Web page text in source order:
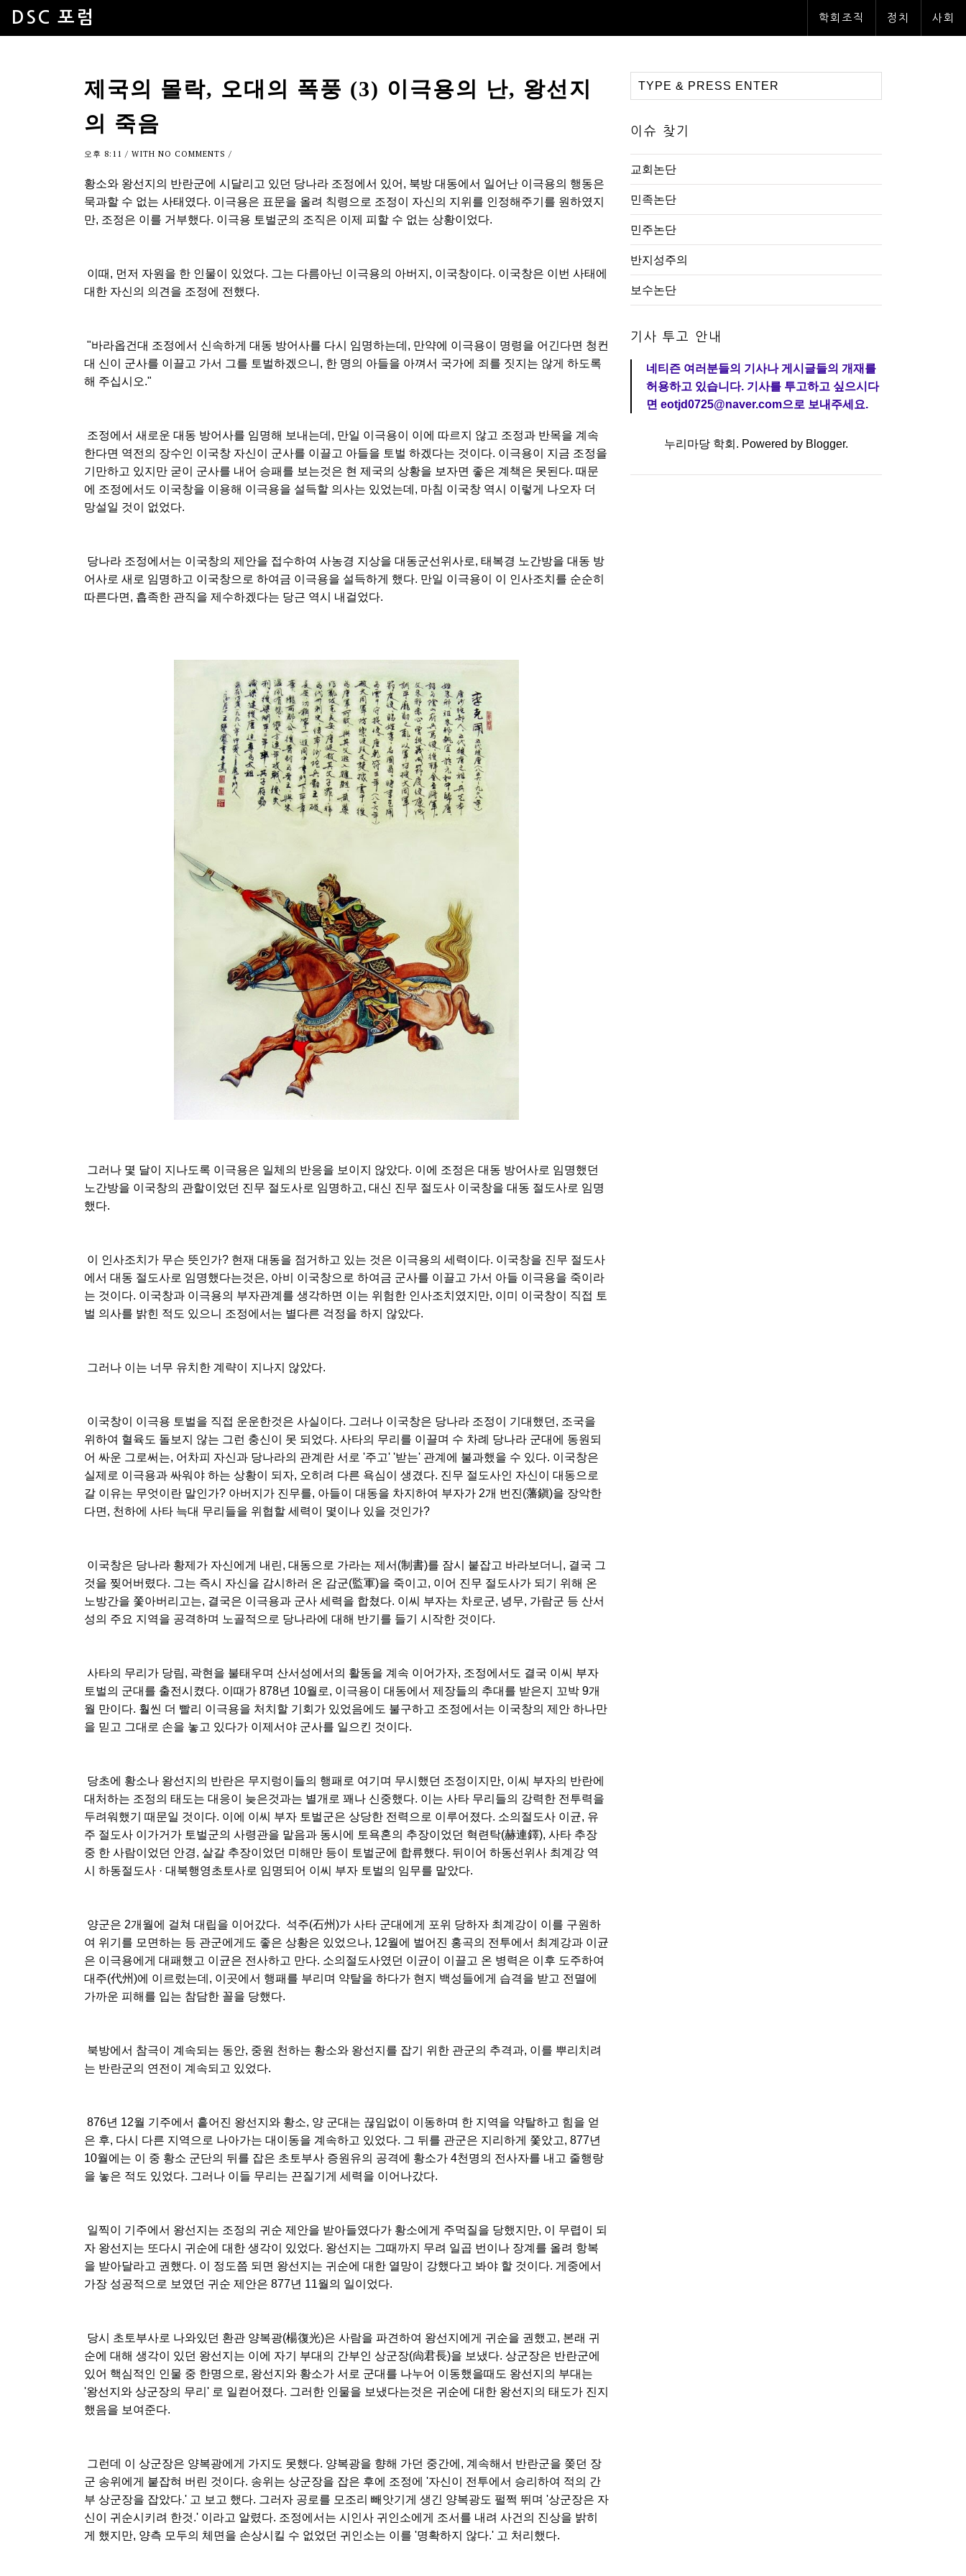
DSC 포럼 학회조직 정치 사회
제국의 몰락, 오대의 폭풍 (3) 이극용의 난, 왕선지
의 죽음
오후 8:11 / WITH NO COMMENTS /
황소와 왕선지의 반란군에 시달리고 있던 당나라 조정에서 있어, 북방 대동에서 일어난 이극용의 행동은
묵과할 수 없는 사태였다. 이극용은 표문을 올려 칙령으로 조정이 자신의 지위를 인정해주기를 원하였지
만, 조정은 이를 거부했다. 이극용 토벌군의 조직은 이제 피할 수 없는 상황이었다.
이때, 먼저 자원을 한 인물이 있었다. 그는 다름아닌 이극용의 아버지, 이국창이다. 이국창은 이번 사태에
대한 자신의 의견을 조정에 전했다.
"바라옵건대 조정에서 신속하게 대동 방어사를 다시 임명하는데, 만약에 이극용이 명령을 어긴다면 청컨
대 신이 군사를 이끌고 가서 그를 토벌하겠으니, 한 명의 아들을 아껴서 국가에 죄를 짓지는 않게 하도록
해 주십시오."
조정에서 새로운 대동 방어사를 임명해 보내는데, 만일 이극용이 이에 따르지 않고 조정과 반목을 계속
한다면 역전의 장수인 이국창 자신이 군사를 이끌고 아들을 토벌 하겠다는 것이다. 이극용이 지금 조정을
기만하고 있지만 굳이 군사를 내어 승패를 보는것은 현 제국의 상황을 보자면 좋은 계책은 못된다. 때문
에 조정에서도 이국창을 이용해 이극용을 설득할 의사는 있었는데, 마침 이국창 역시 이렇게 나오자 더
망설일 것이 없었다.
당나라 조정에서는 이국창의 제안을 접수하여 사농경 지상을 대동군선위사로, 태복경 노간방을 대동 방
어사로 새로 임명하고 이국창으로 하여금 이극용을 설득하게 했다. 만일 이극용이 이 인사조치를 순순히
따른다면, 흡족한 관직을 제수하겠다는 당근 역시 내걸었다.
그러나 몇 달이 지나도록 이극용은 일체의 반응을 보이지 않았다. 이에 조정은 대동 방어사로 임명했던
노간방을 이국창의 관할이었던 진무 절도사로 임명하고, 대신 진무 절도사 이국창을 대동 절도사로 임명
했다.
이 인사조치가 무슨 뜻인가? 현재 대동을 점거하고 있는 것은 이극용의 세력이다. 이국창을 진무 절도사
에서 대동 절도사로 임명했다는것은, 아비 이국창으로 하여금 군사를 이끌고 가서 아들 이극용을 죽이라
는 것이다. 이국창과 이극용의 부자관계를 생각하면 이는 위험한 인사조치였지만, 이미 이국창이 직접 토
벌 의사를 밝힌 적도 있으니 조정에서는 별다른 걱정을 하지 않았다.
그러나 이는 너무 유치한 계략이 지나지 않았다.
이국창이 이극용 토벌을 직접 운운한것은 사실이다. 그러나 이국창은 당나라 조정이 기대했던, 조국을
위하여 혈육도 돌보지 않는 그런 충신이 못 되었다. 사타의 무리를 이끌며 수 차례 당나라 군대에 동원되
어 싸운 그로써는, 어차피 자신과 당나라의 관계란 서로 '주고' '받는' 관계에 불과했을 수 있다. 이국창은
실제로 이극용과 싸워야 하는 상황이 되자, 오히려 다른 욕심이 생겼다. 진무 절도사인 자신이 대동으로
갈 이유는 무엇이란 말인가? 아버지가 진무를, 아들이 대동을 차지하여 부자가 2개 번진(藩鎭)을 장악한
다면, 천하에 사타 늑대 무리들을 위협할 세력이 몇이나 있을 것인가?
이국창은 당나라 황제가 자신에게 내린, 대동으로 가라는 제서(制書)를 잠시 붙잡고 바라보더니, 결국 그
것을 찢어버렸다. 그는 즉시 자신을 감시하러 온 감군(監軍)을 죽이고, 이어 진무 절도사가 되기 위해 온
노방간을 쫓아버리고는, 결국은 이극용과 군사 세력을 합쳤다. 이씨 부자는 차로군, 녕무, 가람군 등 산서
성의 주요 지역을 공격하며 노골적으로 당나라에 대해 반기를 들기 시작한 것이다.
사타의 무리가 당림, 곽현을 불태우며 산서성에서의 활동을 계속 이어가자, 조정에서도 결국 이씨 부자
토벌의 군대를 출전시켰다. 이때가 878년 10월로, 이극용이 대동에서 제장들의 추대를 받은지 꼬박 9개
월 만이다. 훨씬 더 빨리 이극용을 처치할 기회가 있었음에도 불구하고 조정에서는 이국창의 제안 하나만
을 믿고 그대로 손을 놓고 있다가 이제서야 군사를 일으킨 것이다.
당초에 황소나 왕선지의 반란은 무지렁이들의 행패로 여기며 무시했던 조정이지만, 이씨 부자의 반란에
대처하는 조정의 태도는 대응이 늦은것과는 별개로 꽤나 신중했다. 이는 사타 무리들의 강력한 전투력을
두려워했기 때문일 것이다. 이에 이씨 부자 토벌군은 상당한 전력으로 이루어졌다. 소의절도사 이균, 유
주 절도사 이가거가 토벌군의 사령관을 맡음과 동시에 토욕혼의 추장이었던 혁련탁(赫連鐸), 사타 추장
중 한 사람이었던 안경, 살갈 추장이었던 미해만 등이 토벌군에 합류했다. 뒤이어 하동선위사 최계강 역
시 하동절도사 · 대북행영초토사로 임명되어 이씨 부자 토벌의 임무를 맡았다.
양군은 2개월에 걸쳐 대립을 이어갔다. 석주(石州)가 사타 군대에게 포위 당하자 최계강이 이를 구원하
여 위기를 모면하는 등 관군에게도 좋은 상황은 있었으나, 12월에 벌어진 홍곡의 전투에서 최계강과 이균
은 이극용에게 대패했고 이균은 전사하고 만다. 소의절도사였던 이균이 이끌고 온 병력은 이후 도주하여
대주(代州)에 이르렀는데, 이곳에서 행패를 부리며 약탈을 하다가 현지 백성들에게 습격을 받고 전멸에
가까운 피해를 입는 참담한 꼴을 당했다.
북방에서 참극이 계속되는 동안, 중원 천하는 황소와 왕선지를 잡기 위한 관군의 추격과, 이를 뿌리치려
는 반란군의 연전이 계속되고 있었다.
876년 12월 기주에서 흩어진 왕선지와 황소, 양 군대는 끊임없이 이동하며 한 지역을 약탈하고 힘을 얻
은 후, 다시 다른 지역으로 나아가는 대이동을 계속하고 있었다. 그 뒤를 관군은 지리하게 쫓았고, 877년
10월에는 이 중 황소 군단의 뒤를 잡은 초토부사 증원유의 공격에 황소가 4천명의 전사자를 내고 줄행랑
을 놓은 적도 있었다. 그러나 이들 무리는 끈질기게 세력을 이어나갔다.
일찍이 기주에서 왕선지는 조정의 귀순 제안을 받아들였다가 황소에게 주먹질을 당했지만, 이 무렵이 되
자 왕선지는 또다시 귀순에 대한 생각이 있었다. 왕선지는 그때까지 무려 일곱 번이나 장계를 올려 항복
을 받아달라고 권했다. 이 정도쯤 되면 왕선지는 귀순에 대한 열망이 강했다고 봐야 할 것이다. 게중에서
가장 성공적으로 보였던 귀순 제안은 877년 11월의 일이었다.
당시 초토부사로 나와있던 환관 양복광(楊復光)은 사람을 파견하여 왕선지에게 귀순을 권했고, 본래 귀
순에 대해 생각이 있던 왕선지는 이에 자기 부대의 간부인 상군장(尙君長)을 보냈다. 상군장은 반란군에
있어 핵심적인 인물 중 한명으로, 왕선지와 황소가 서로 군대를 나누어 이동했을때도 왕선지의 부대는
'왕선지와 상군장의 무리' 로 일컫어졌다. 그러한 인물을 보냈다는것은 귀순에 대한 왕선지의 태도가 진지
했음을 보여준다.
그런데 이 상군장은 양복광에게 가지도 못했다. 양복광을 향해 가던 중간에, 계속해서 반란군을 쫒던 장
군 송위에게 붙잡혀 버린 것이다. 송위는 상군장을 잡은 후에 조정에 '자신이 전투에서 승리하여 적의 간
부 상군장을 잡았다.' 고 보고 했다. 그러자 공로를 모조리 빼앗기게 생긴 양복광도 펄쩍 뛰며 '상군장은 자
신이 귀순시키려 한것.' 이라고 알렸다. 조정에서는 시인사 귀인소에게 조서를 내려 사건의 진상을 밝히
게 했지만, 양측 모두의 체면을 손상시킬 수 없었던 귀인소는 이를 '명확하지 않다.' 고 처리했다.
이슈 찾기
교회논단
민족논단
민주논단
반지성주의
보수논단
기사 투고 안내
네티즌 여러분들의 기사나 게시글들의 개재를
허용하고 있습니다. 기사를 투고하고 싶으시다
면 eotjd0725@naver.com으로 보내주세요.
누리마당 학회. Powered by Blogger.